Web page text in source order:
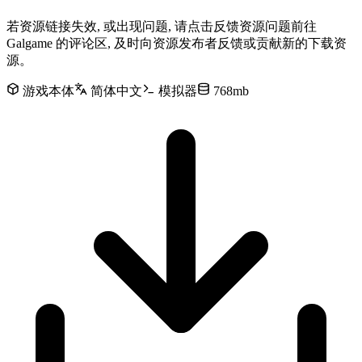
若资源链接失效, 或出现问题, 请点击反馈资源问题前往
Galgame 的评论区, 及时向资源发布者反馈或贡献新的下载资
源。
游戏本体 简体中文 模拟器 768mb